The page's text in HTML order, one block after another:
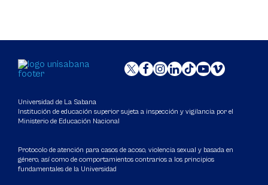
Universidad de La Sabana
Institución de educación superior sujeta a inspección y vigilancia por el
Ministerio de Educación Nacional
Protocolo de atención para casos de acoso, violencia sexual y basada en
género, así como de comportamientos contrarios a los principios
fundamentales de la Universidad